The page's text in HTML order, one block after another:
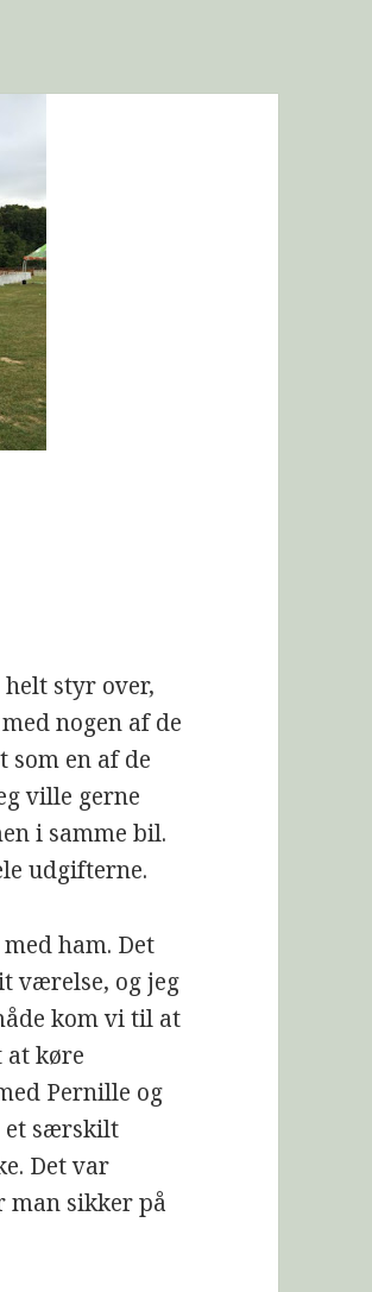
styr over,
nogen af de
som en af de
ville gerne
i samme bil.
udgifterne.
ham. Det
værelse, og jeg
kom vi til at
køre
Pernille og
et særskilt
Det var
man sikker på